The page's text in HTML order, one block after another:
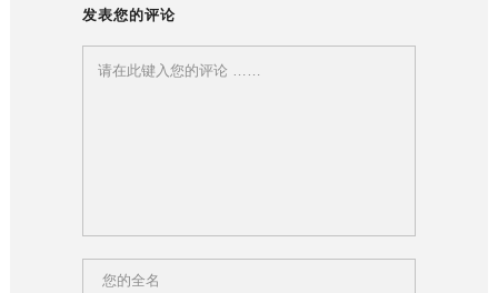
发表您的评论